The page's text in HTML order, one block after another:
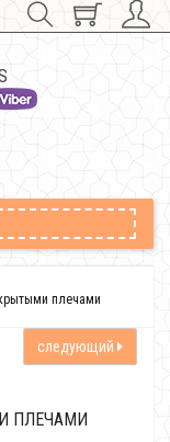
плечами
следующий
ПЛЕЧАМИ